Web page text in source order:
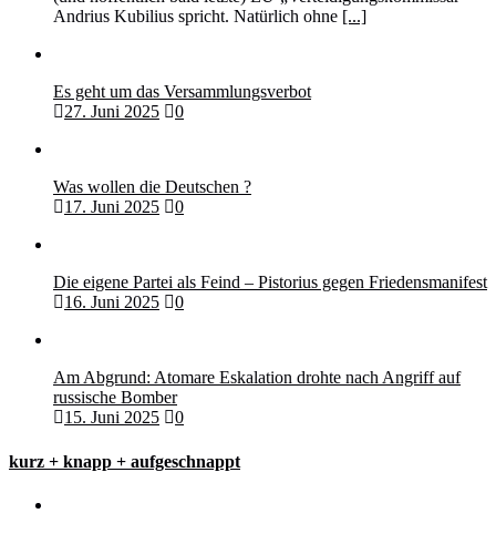
Andrius Kubilius spricht. Natürlich ohne [...]
Es geht um das Versammlungsverbot
27. Juni 2025
0
Was wollen die Deutschen ?
17. Juni 2025
0
Die eigene Partei als Feind – Pistorius gegen Friedensmanifest
16. Juni 2025
0
Am Abgrund: Atomare Eskalation drohte nach Angriff auf
russische Bomber
15. Juni 2025
0
kurz + knapp + aufgeschnappt